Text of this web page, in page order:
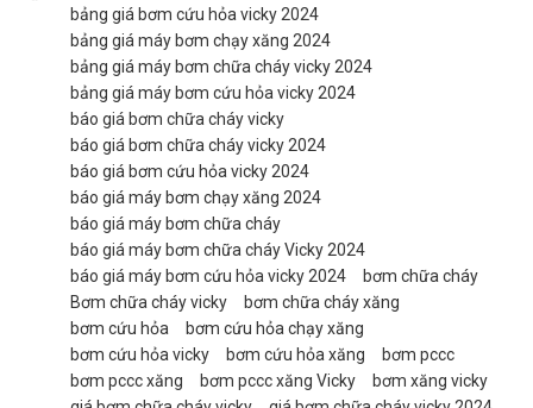
bảng giá bơm cứu hỏa vicky 2024
bảng giá máy bơm chạy xăng 2024
bảng giá máy bơm chữa cháy vicky 2024
bảng giá máy bơm cứu hỏa vicky 2024
báo giá bơm chữa cháy vicky
báo giá bơm chữa cháy vicky 2024
báo giá bơm cứu hỏa vicky 2024
báo giá máy bơm chạy xăng 2024
báo giá máy bơm chữa cháy
báo giá máy bơm chữa cháy Vicky 2024
báo giá máy bơm cứu hỏa vicky 2024
bơm chữa cháy
Bơm chữa cháy vicky
bơm chữa cháy xăng
bơm cứu hỏa
bơm cứu hỏa chạy xăng
bơm cứu hỏa vicky
bơm cứu hỏa xăng
bơm pccc
bơm pccc xăng
bơm pccc xăng Vicky
bơm xăng vicky